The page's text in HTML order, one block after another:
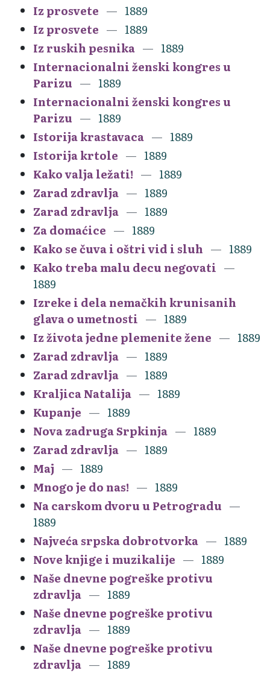
Iz prosvete
1889
Iz prosvete
1889
Iz ruskih pesnika
1889
Internacionalni ženski kongres u
Parizu
1889
Internacionalni ženski kongres u
Parizu
1889
Istorija krastavaca
1889
Istorija krtole
1889
Kako valja ležati!
1889
Zarad zdravlja
1889
Zarad zdravlja
1889
Za domaćice
1889
Kako se čuva i oštri vid i sluh
1889
Kako treba malu decu negovati
1889
Izreke i dela nemačkih krunisanih
glava o umetnosti
1889
Iz života jedne plemenite žene
1889
Zarad zdravlja
1889
Zarad zdravlja
1889
Kraljica Natalija
1889
Kupanje
1889
Nova zadruga Srpkinja
1889
Zarad zdravlja
1889
Maj
1889
Mnogo je do nas!
1889
Na carskom dvoru u Petrogradu
1889
Najveća srpska dobrotvorka
1889
Nove knjige i muzikalije
1889
Naše dnevne pogreške protivu
zdravlja
1889
Naše dnevne pogreške protivu
zdravlja
1889
Naše dnevne pogreške protivu
zdravlja
1889